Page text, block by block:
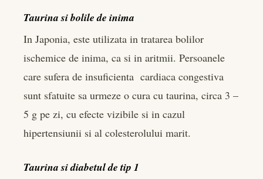
Taurina si bolile de inima
In Japonia, este utilizata in tratarea bolilor
ischemice de inima, ca si in aritmii. Persoanele
care sufera de insuficienta cardiaca congestiva
sunt sfatuite sa urmeze o cura cu taurina, circa 3 –
5 g pe zi, cu efecte vizibile si in cazul
hipertensiunii si al colesterolului marit.
Taurina si diabetul de tip 1